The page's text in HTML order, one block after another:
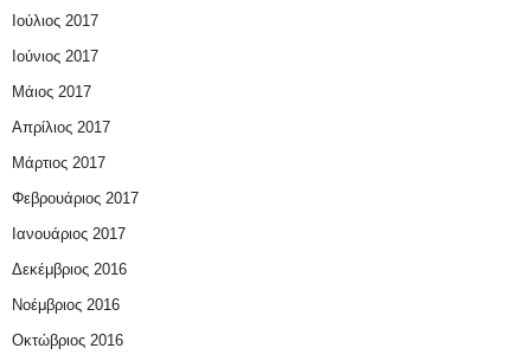
Ιούλιος 2017
Ιούνιος 2017
Μάιος 2017
Απρίλιος 2017
Μάρτιος 2017
Φεβρουάριος 2017
Ιανουάριος 2017
Δεκέμβριος 2016
Νοέμβριος 2016
Οκτώβριος 2016